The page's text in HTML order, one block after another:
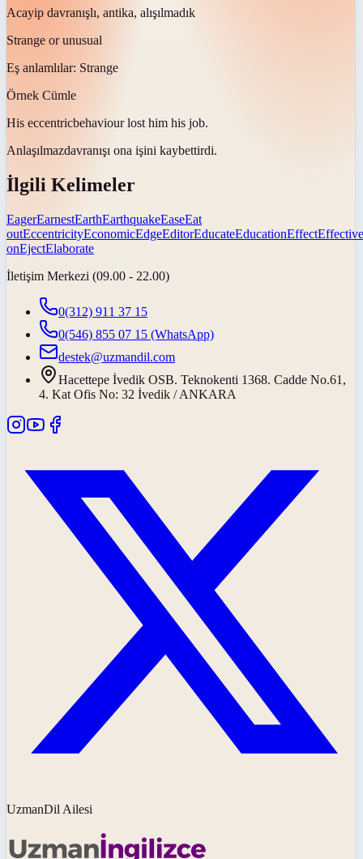
Acayip davranışlı, antika, alışılmadık
Strange or unusual
Eş anlamlılar: Strange
Örnek Cümle
His eccentricbehaviour lost him his job.
Anlaşılmazdavranışı ona işini kaybettirdi.
İlgili Kelimeler
EagerEarnestEarthEarthquakeEaseEat
outEccentricityEconomicEdgeEditorEducateEducationEffectEffective
onEjectElaborate
İletişim Merkezi (09.00 - 22.00)
0(312) 911 37 15
0(546) 855 07 15 (WhatsApp)
destek@uzmandil.com
Hacettepe İvedik OSB. Teknokenti 1368. Cadde No.61,
4. Kat Ofis No: 32 İvedik / ANKARA
UzmanDil Ailesi